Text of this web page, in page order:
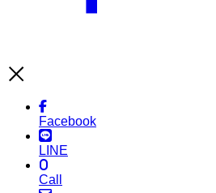
Facebook
LINE
Call